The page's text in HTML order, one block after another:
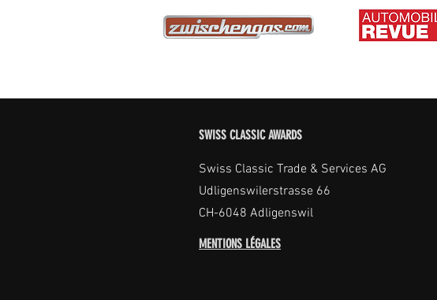
SWISS CLASSIC AWARDS
Swiss Classic Trade & Services AG
Udligenswilerstrasse 66
CH-6048 Adligenswil
MENTIONS LÉGALES